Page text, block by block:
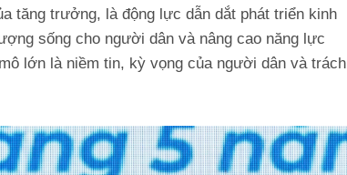
tăng trưởng, là động lực dẫn dắt phát triển kinh
sống cho người dân và nâng cao năng lực
lớn là niềm tin, kỳ vọng của người dân và trách